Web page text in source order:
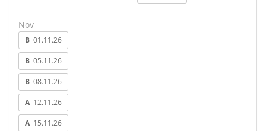
Nov
B 01.11.26
B 05.11.26
B 08.11.26
A 12.11.26
A 15.11.26